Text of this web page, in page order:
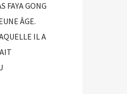
FAYA GONG
ÂGE.
IL A